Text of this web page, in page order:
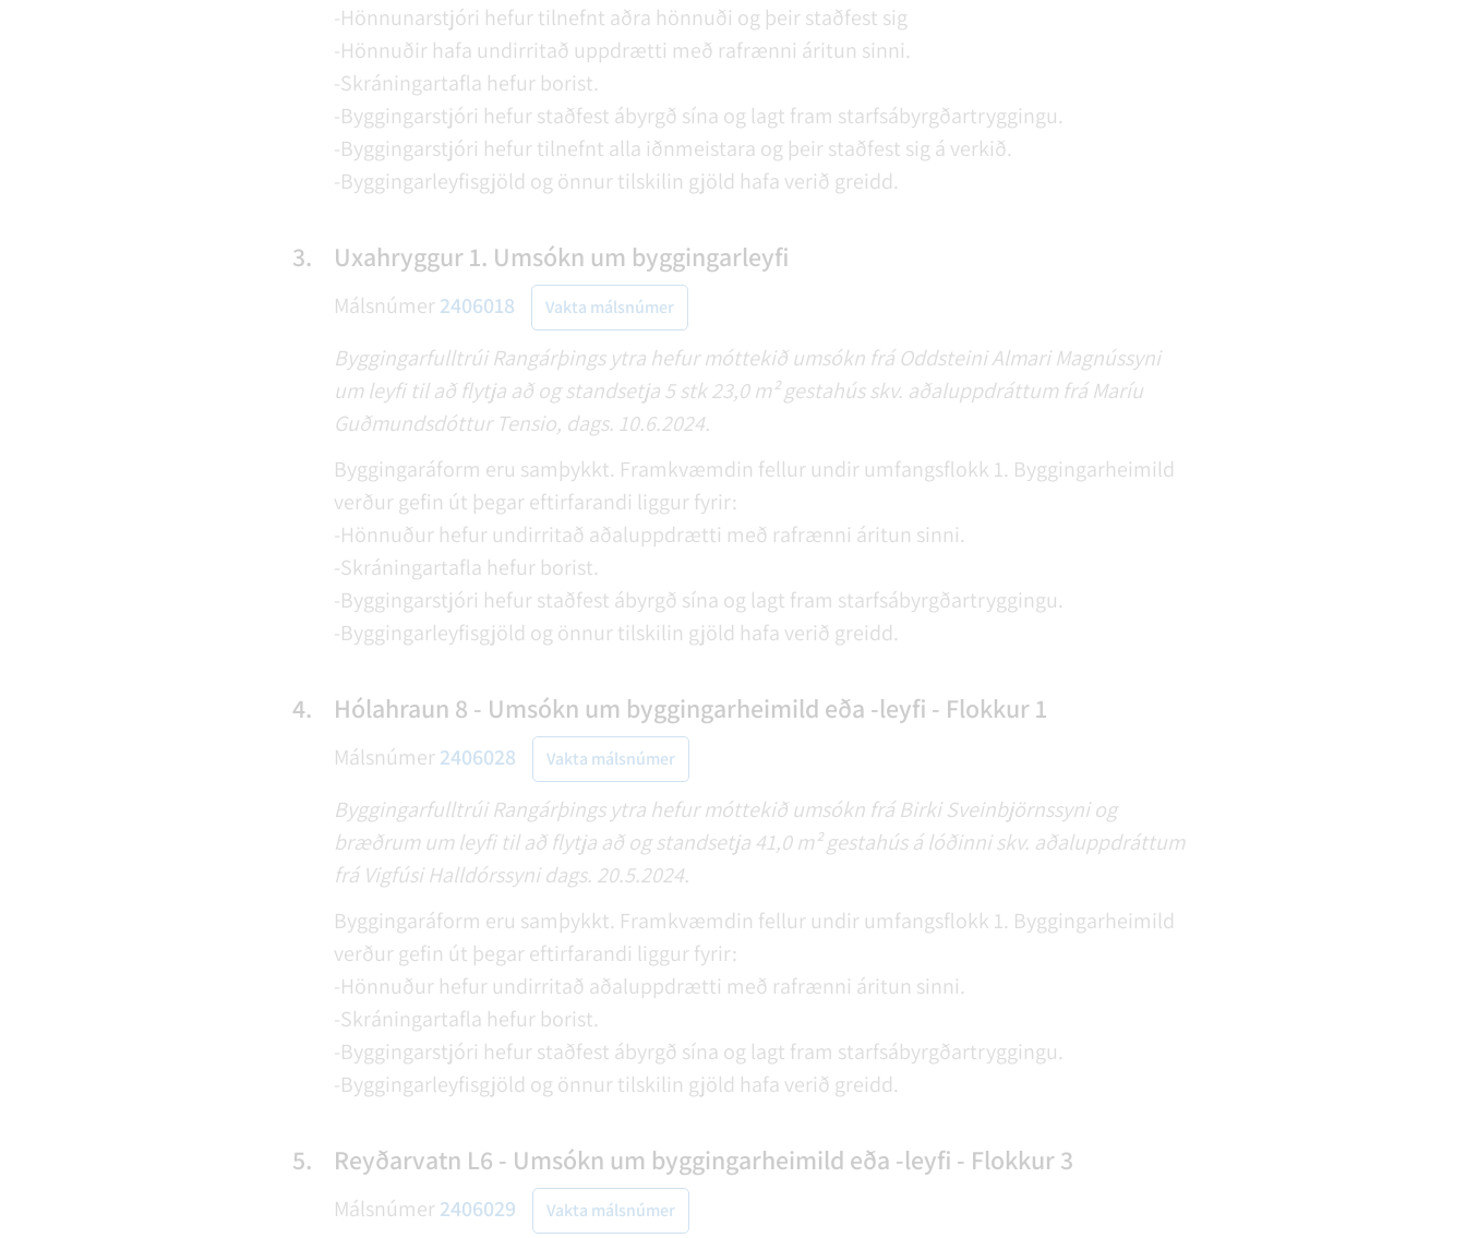
-Hönnunarstjóri hefur tilnefnt aðra hönnuði og þeir staðfest sig
-Hönnuðir hafa undirritað uppdrætti með rafrænni áritun sinni.
-Skráningartafla hefur borist.
-Byggingarstjóri hefur staðfest ábyrgð sína og lagt fram starfsábyrgðartryggingu.
-Byggingarstjóri hefur tilnefnt alla iðnmeistara og þeir staðfest sig á verkið.
-Byggingarleyfisgjöld og önnur tilskilin gjöld hafa verið greidd.
3. Uxahryggur 1. Umsókn um byggingarleyfi
Málsnúmer2406018 Vakta málsnúmer
Byggingarfulltrúi Rangárþings ytra hefur móttekið umsókn frá Oddsteini Almari Magnússyni
um leyfi til að flytja að og standsetja 5 stk 23,0 m² gestahús skv. aðaluppdráttum frá Maríu
Guðmundsdóttur Tensio, dags. 10.6.2024.
Byggingaráform eru samþykkt. Framkvæmdin fellur undir umfangsflokk 1. Byggingarheimild
verður gefin út þegar eftirfarandi liggur fyrir:
-Hönnuður hefur undirritað aðaluppdrætti með rafrænni áritun sinni.
-Skráningartafla hefur borist.
-Byggingarstjóri hefur staðfest ábyrgð sína og lagt fram starfsábyrgðartryggingu.
-Byggingarleyfisgjöld og önnur tilskilin gjöld hafa verið greidd.
4. Hólahraun 8 - Umsókn um byggingarheimild eða -leyfi - Flokkur 1
Málsnúmer2406028 Vakta málsnúmer
Byggingarfulltrúi Rangárþings ytra hefur móttekið umsókn frá Birki Sveinbjörnssyni og
bræðrum um leyfi til að flytja að og standsetja 41,0 m² gestahús á lóðinni skv. aðaluppdráttum
frá Vigfúsi Halldórssyni dags. 20.5.2024.
Byggingaráform eru samþykkt. Framkvæmdin fellur undir umfangsflokk 1. Byggingarheimild
verður gefin út þegar eftirfarandi liggur fyrir:
-Hönnuður hefur undirritað aðaluppdrætti með rafrænni áritun sinni.
-Skráningartafla hefur borist.
-Byggingarstjóri hefur staðfest ábyrgð sína og lagt fram starfsábyrgðartryggingu.
-Byggingarleyfisgjöld og önnur tilskilin gjöld hafa verið greidd.
5. Reyðarvatn L6 - Umsókn um byggingarheimild eða -leyfi - Flokkur 3
Málsnúmer2406029 Vakta málsnúmer